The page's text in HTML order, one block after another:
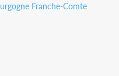
Franche-Comte